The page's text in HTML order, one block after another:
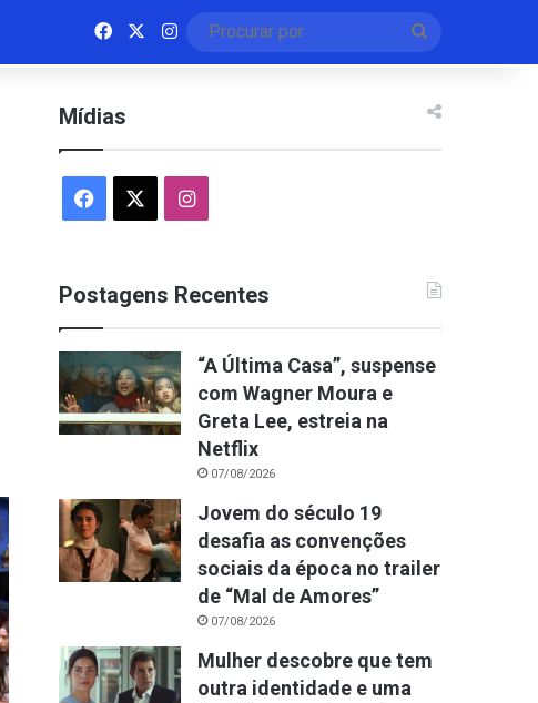
FacebookInstagram
por
Mídias
Facebook Instagram
Postagens Recentes
“A Última Casa”, suspense
com Wagner Moura e
Greta Lee, estreia na
Netflix
07/08/2026
Jovem do século 19
desafia as convenções
sociais da época no trailer
de “Mal de Amores”
07/08/2026
Mulher descobre que tem
outra identidade e uma